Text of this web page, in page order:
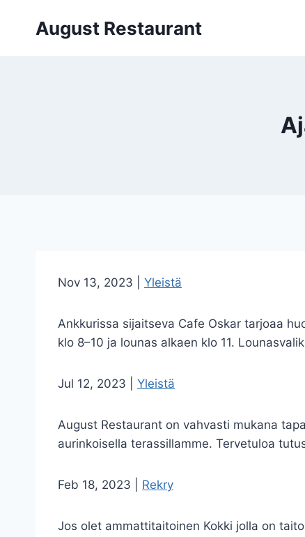
sisältöönAugust Restaurant
Nov 13, 2023 Yleistä
Ankkurissa sijaitseva Cafe Oskar tarjoaa
klo 8–10 ja lounas alkaen klo 11.
Jul 12, 2023 Yleistä
August Restaurant on vahvasti mukana
aurinkoisella terassillamme. Tervetuloa
Feb 18, 2023 Rekry
Jos olet ammattitaitoinen Kokki jolla on